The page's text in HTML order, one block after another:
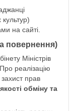
культур)
на сайті.
повернення)
Міністрів
реалізацію
прав
обміну та